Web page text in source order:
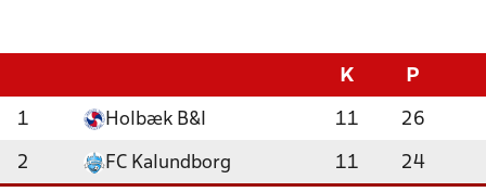
K P
1 Holbæk B&I 11 26
2 FC Kalundborg 11 24